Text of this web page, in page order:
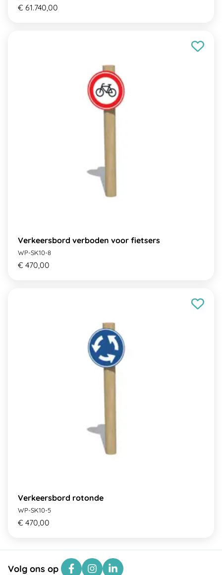
€ 61.740,00
Verkeersbord verboden voor fietsers
WP-SK10-8
€ 470,00
Verkeersbord rotonde
WP-SK10-5
€ 470,00
Volg ons op